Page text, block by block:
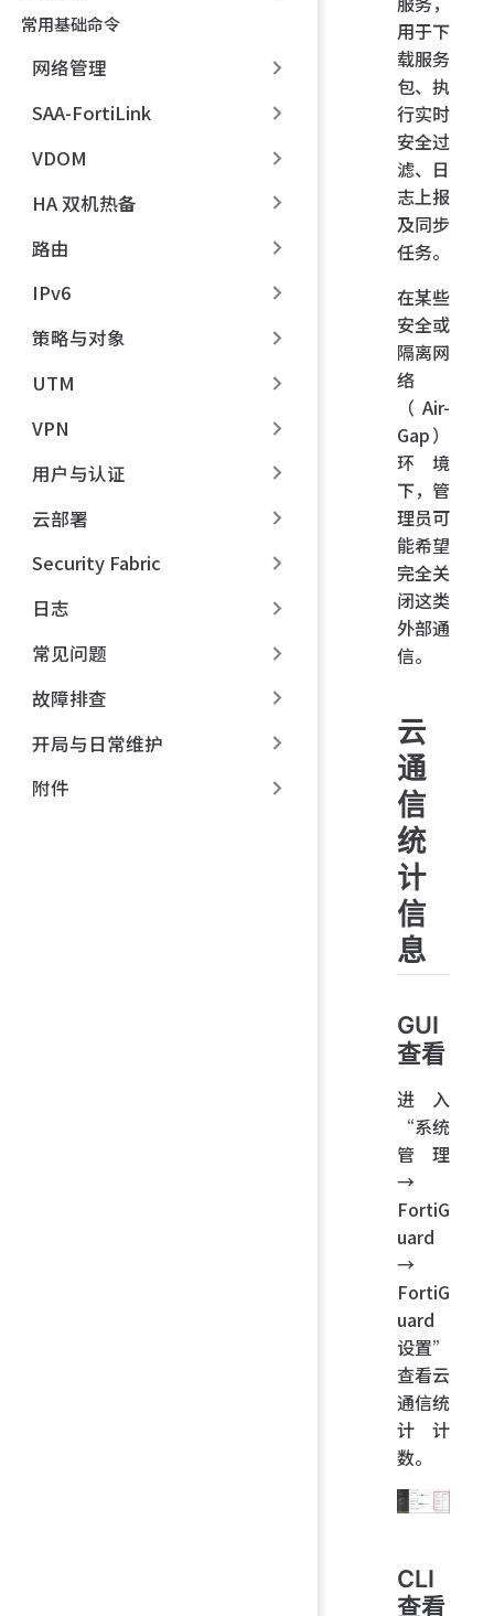
常用基础命令
网络管理
SAA-FortiLink
VDOM
HA 双机热备
路由
IPv6
策略与对象
UTM
VPN
用户与认证
云部署
Security Fabric
日志
常见问题
故障排查
开局与日常维护
附件
用于下
载服务
包、执
行实时
安全过
滤、日
志上报
及同步
任务。
在某些
安全或
隔离网
络
（Air-
Gap）
环境
下，管
理员可
能希望
完全关
闭这类
外部通
信。
云
通
信
统
计
信
息
GUI
查看
进入
“系统
管理
→
FortiG
uard
→
FortiG
uard
设置”
查看云
通信统
计计
数。
CLI
查看